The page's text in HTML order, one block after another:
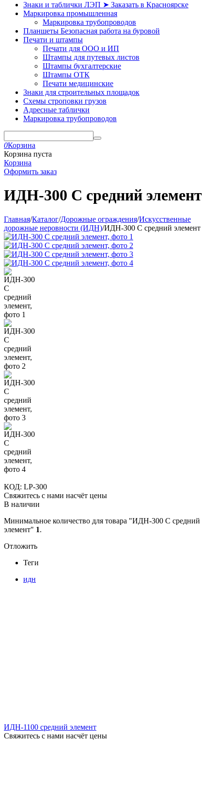
Знаки и таблички ЛЭП ➤ Заказать в Красноярске
Маркировка промышленная
Маркировка трубопроводов
Планшеты Безопасная работа на буровой
Печати и штампы
Печати для ООО и ИП
Штампы для путевых листов
Штампы бухгалтерские
Штампы ОТК
Печати медицинские
Знаки для строительных площадок
Схемы строповки грузов
Адресные таблички
Маркировка трубопроводов
0Корзина
Корзина пуста
Корзина
Оформить заказ
ИДН-300 С средний элемент
Главная/Каталог/Дорожные ограждения/Искусственные
дорожные неровности (ИДН)/ИДН-300 С средний элемент
КОД: LP-300
Свяжитесь с нами насчёт цены
В наличии
Минимальное количество для товара "ИДН-300 С средний
элемент" 1.
Отложить
Теги
идн
ИДН-1100 средний элемент
Свяжитесь с нами насчёт цены